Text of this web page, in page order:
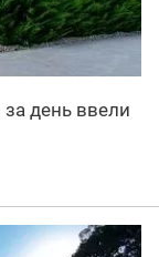
день ввели